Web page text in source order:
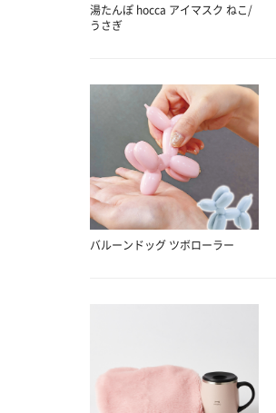
湯たんぽ hocca アイマスク ねこ/
うさぎ
バルーンドッグ ツボローラー